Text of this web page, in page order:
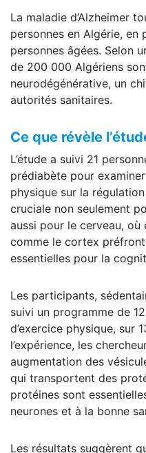
La maladie d’Alzheimer
personnes en Algérie, en
personnes âgées. Selon
de 200 000 Algériens
neurodégénérative, un
autorités sanitaires.
Ce que révèle
L’étude a suivi 21
prédiabète pour
physique sur la régulation
cruciale non seulement
aussi pour le cerveau,
comme le cortex
essentielles pour la
Les participants,
suivi un programme de
d’exercice physique, sur
l’expérience, les
augmentation des
qui transportent des
protéines sont
neurones et à la bonne
Les résultats suggèrent